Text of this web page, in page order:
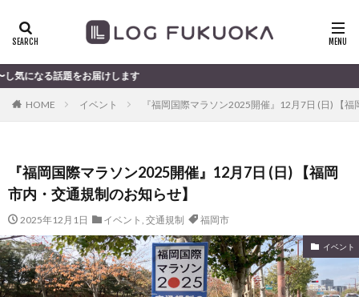
をお届けします
HOME イベント 『福岡国際マラソン2025開催』12月7日 (日) 【
『福岡国際マラソン2025開催』12月7日 (日) 【福岡
市内・交通規制のお知らせ】
2025年12月1日 イベント , 交通規制 福岡市
イベント